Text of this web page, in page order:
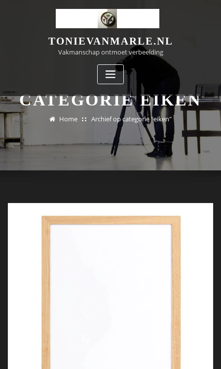
TONIEVANMARLE.NL
Vakmanschap ontmoet verbeelding
CATEGORIE EIKEN
Home Archief op categorie "eiken"